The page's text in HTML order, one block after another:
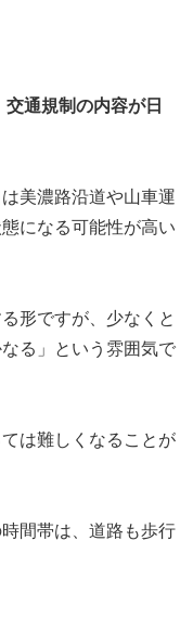
交通規制の内容が日
美濃路沿道や山車運
になる可能性が高い
形ですが、少なくと
る」という雰囲気で
は難しくなることが
間帯は、道路も歩行